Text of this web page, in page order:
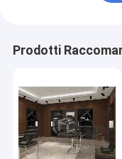
Prodotti